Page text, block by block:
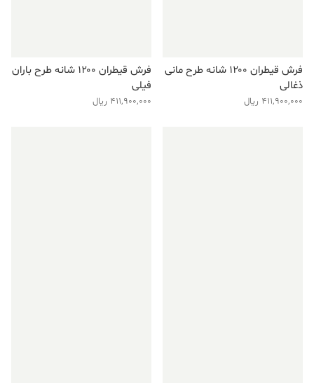
فرش قیطران ۱۲۰۰ شانه طرح مانی
ذغالی
411,900,000 ریال
فرش قیطران ۱۲۰۰ شانه طرح باران
فیلی
411,900,000 ریال